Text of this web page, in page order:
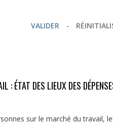
VALIDER -
: ÉTAT DES LIEUX DES
sur le marché du travail,